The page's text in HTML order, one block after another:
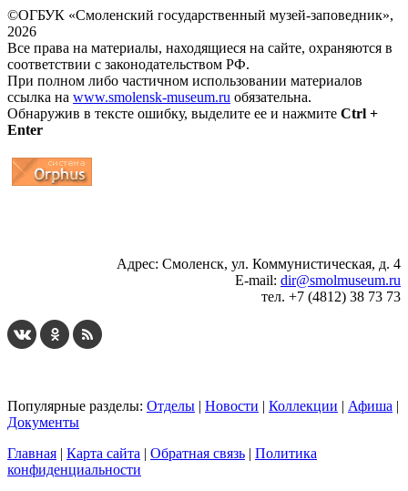
©ОГБУК «Смоленский государственный музей-заповедник»,
2026
Все права на материалы, находящиеся на сайте, охраняются в
соответствии с законодательством РФ.
При полном либо частичном использовании материалов
ссылка на www.smolensk-museum.ru обязательна.
Обнаружив в тексте ошибку, выделите ее и нажмите Ctrl +
Enter
Адрес: Смоленск, ул. Коммунистическая, д. 4
E-mail: dir@smolmuseum.ru
тел. +7 (4812) 38 73 73
Популярные разделы: Отделы | Новости | Коллекции | Афиша |
Документы
Главная | Карта сайта | Обратная связь | Политика
конфиденциальности